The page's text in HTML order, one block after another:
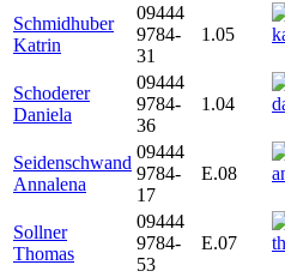
Schmidhuber
Katrin
09444
9784-
31
1.05
Schoderer
Daniela
09444
9784-
36
1.04
Seidenschwand
Annalena
09444
9784-
17
E.08
Sollner
Thomas
09444
9784-
53
E.07